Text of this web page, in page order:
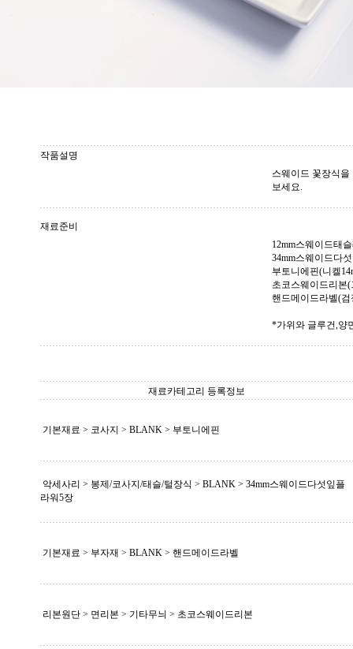
작품설명
스웨이드 꽃장식
보세요.
재료준비
12mm스웨이드태
34mm스웨이드다
부토니에핀(니켈
초코스웨이드리본(
핸드메이드라벨(
*가위와 글루건,양
재료카테고리 등록정보
기본재료 > 코사지 > BLANK > 부토니에핀
악세사리 > 봉제/코사지/태슬/털장식 > BLANK > 34mm스웨이드다섯잎플
라워5장
기본재료 > 부자재 > BLANK > 핸드메이드라벨
리본원단 > 면리본 > 기타무늬 > 초코스웨이드리본